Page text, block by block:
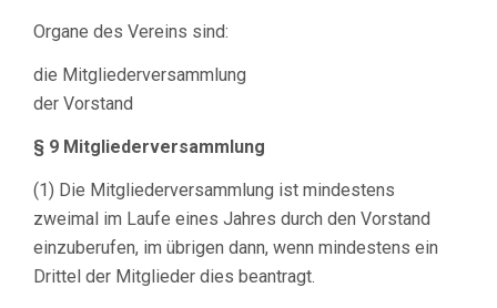
Organe des Vereins sind:
die Mitgliederversammlung
der Vorstand
§ 9 Mitgliederversammlung
(1) Die Mitgliederversammlung ist mindestens
zweimal im Laufe eines Jahres durch den Vorstand
einzuberufen, im übrigen dann, wenn mindestens ein
Drittel der Mitglieder dies beantragt.